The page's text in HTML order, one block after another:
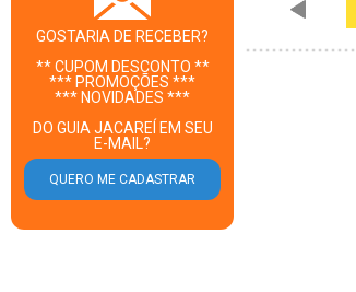
GOSTARIA DE RECEBER?
** CUPOM DESCONTO **
*** PROMOÇÕES ***
*** NOVIDADES ***
DO GUIA JACAREÍ EM SEU
E-MAIL?